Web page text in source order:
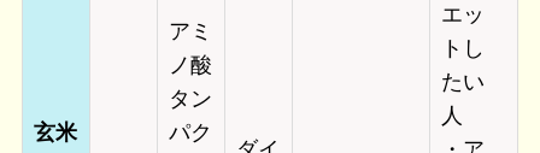
玄米
アミ
ノ酸
タン
パク
エッ
トし
たい
人